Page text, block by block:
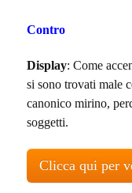
Contro
Display: Come
si sono trovati male
canonico mirino,
soggetti.
Clicca qui per